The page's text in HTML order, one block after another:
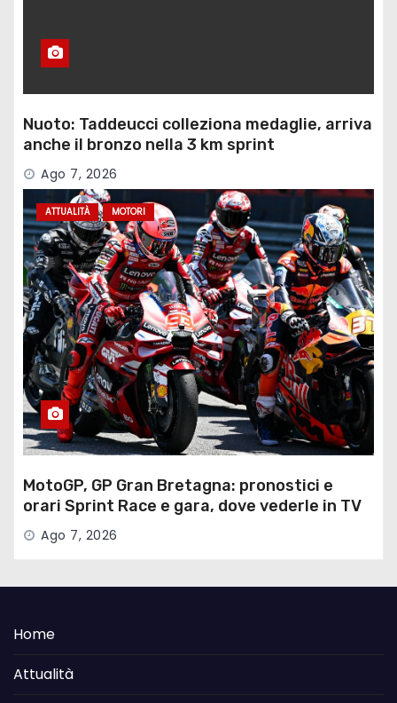
Nuoto: Taddeucci colleziona medaglie, arriva
anche il bronzo nella 3 km sprint
Ago 7, 2026
ATTUALITÀ MOTORI
MotoGP, GP Gran Bretagna: pronostici e
orari Sprint Race e gara, dove vederle in TV
Ago 7, 2026
Home
Attualità